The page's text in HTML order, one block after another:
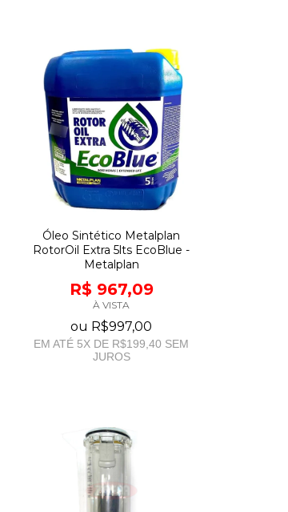
Óleo Sintético Metalplan
RotorOil Extra 5lts EcoBlue -
Metalplan
R$ 967,09
À VISTA
ou R$997,00
EM ATÉ 5X DE R$199,40 SEM
JUROS